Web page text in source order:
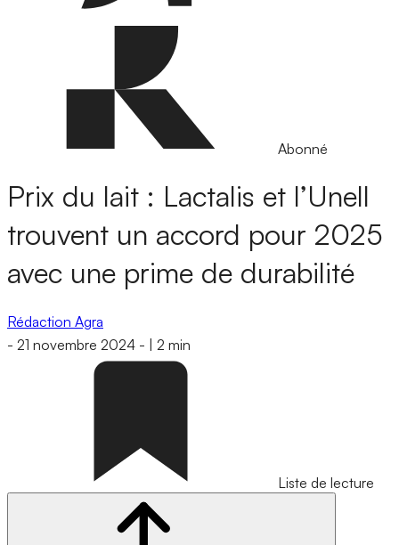
Abonné
Prix du lait : Lactalis et l’Unell
trouvent un accord pour 2025
avec une prime de durabilité
Rédaction Agra
- 21 novembre 2024 - 2 min
Liste de lecture